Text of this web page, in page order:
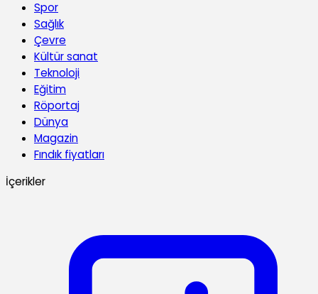
Spor
Sağlık
Çevre
Kültür sanat
Teknoloji
Eğitim
Röportaj
Dünya
Magazin
Fındık fiyatları
İçerikler